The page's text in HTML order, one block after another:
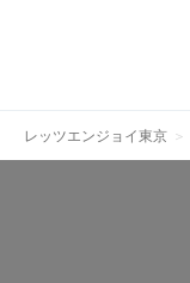
レッツエンジョイ東京